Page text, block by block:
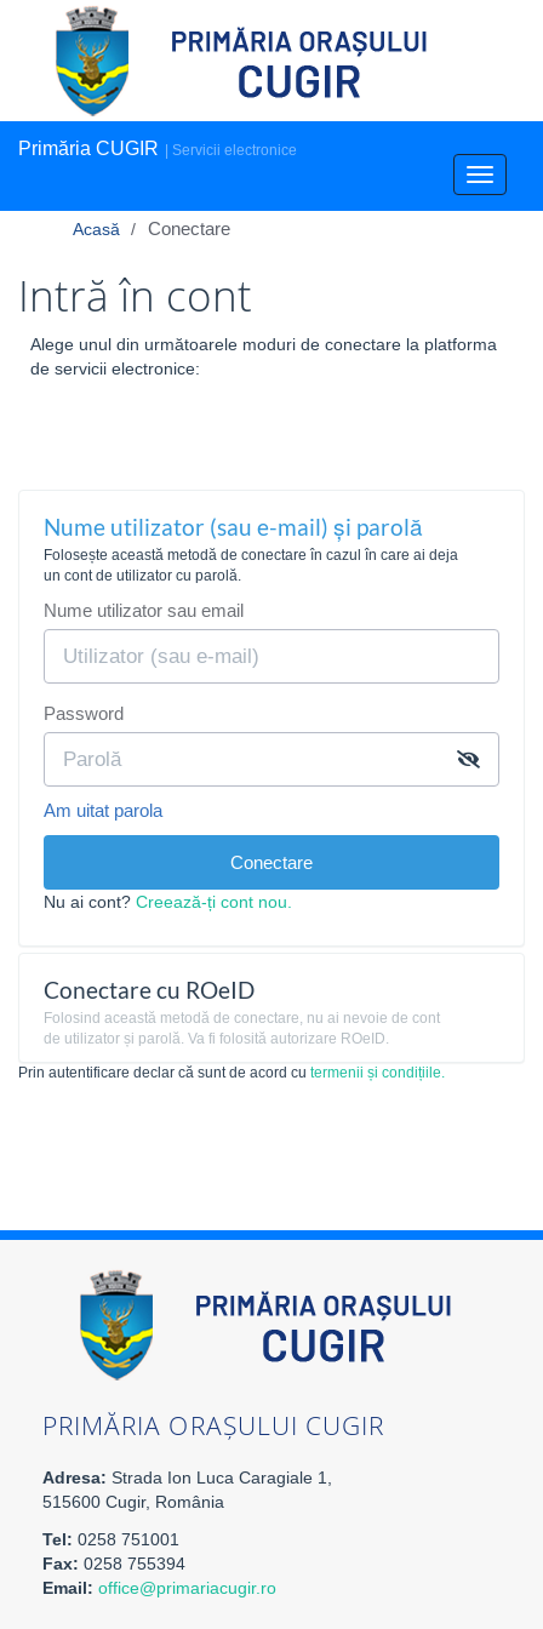
Toggle
Primăria CUGIR | Servicii electronice
Acasă Conectare
Intră în cont
Alege unul din următoarele moduri de conectare la platforma
de servicii electronice:
Nume utilizator (sau e-mail) și parolă
Folosește această metodă de conectare în cazul în care ai deja
un cont de utilizator cu parolă.
Nume utilizator sau email
Password
Am uitat parola
Conectare
Nu ai cont? Creează-ți cont nou.
Conectare cu ROeID
Folosind această metodă de conectare, nu ai nevoie de cont
de utilizator și parolă. Va fi folosită autorizare ROeID.
Prin autentificare declar că sunt de acord cu termenii și condițiile.
PRIMĂRIA ORAȘULUI CUGIR
Adresa: Strada Ion Luca Caragiale 1,
515600 Cugir, România
Tel: 0258 751001
Fax: 0258 755394
Email: office@primariacugir.ro